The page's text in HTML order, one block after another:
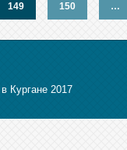
149 150 …
Кургане 2017